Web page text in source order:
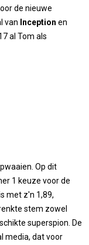
de nieuwe
van Inception en
al Tom als
Op dit
1 keuze voor de
met z'n 1,89,
stem zowel
superspion. De
media, dat voor